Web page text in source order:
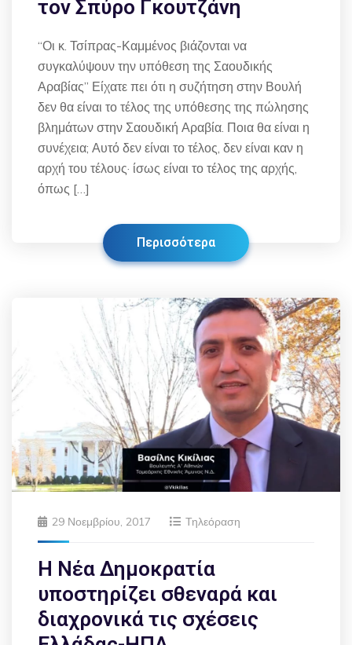
τον Σπύρο Γκουτζάνη
“Οι κ. Τσίπρας-Καμμένος βιάζονται να
συγκαλύψουν την υπόθεση της Σαουδικής
Αραβίας” Είχατε πει ότι η συζήτηση στην Βουλή
δεν θα είναι το τέλος της υπόθεσης της πώλησης
βλημάτων στην Σαουδική Αραβία. Ποια θα είναι η
συνέχεια; Αυτό δεν είναι το τέλος, δεν είναι καν η
αρχή του τέλους· ίσως είναι το τέλος της αρχής,
όπως […]
Περισσότερα
29 Νοεμβρίου, 2017 Τηλεόραση
Η Νέα Δημοκρατία
υποστηρίζει σθεναρά και
διαχρονικά τις σχέσεις